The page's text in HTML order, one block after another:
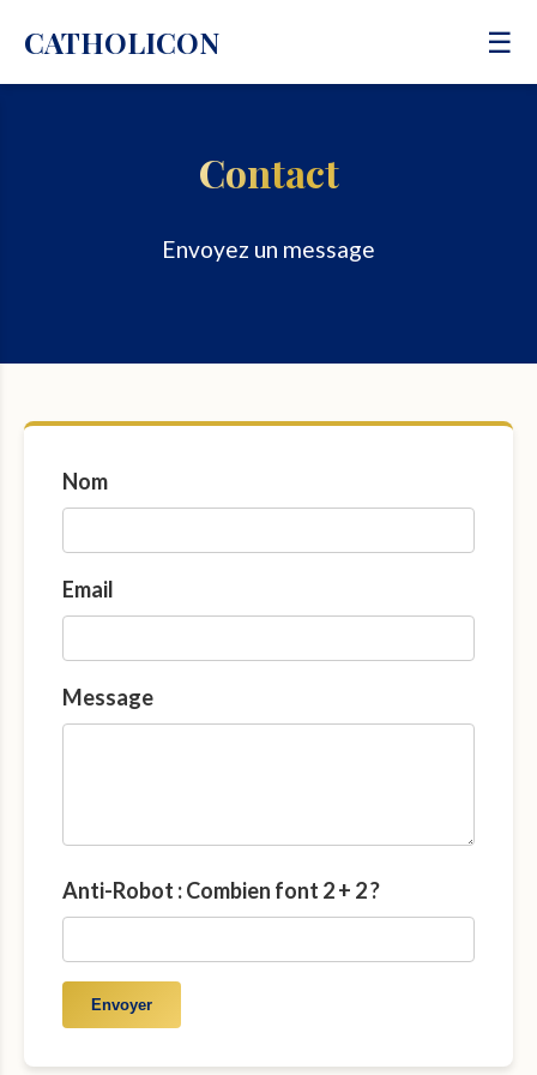
CATHOLICON ☰
Contact
Envoyez un message
Nom
Email
Message
Anti-Robot : Combien font 2 + 2 ?
Envoyer